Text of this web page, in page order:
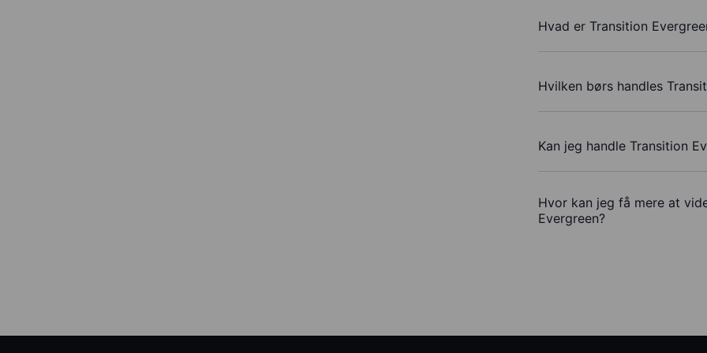
Hvad er Transition
Hvilken børs handles
Kan jeg handle Transition
Hvor kan jeg få mere at
Evergreen?